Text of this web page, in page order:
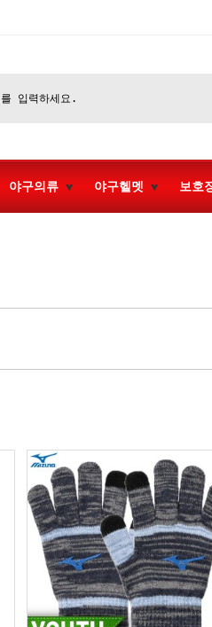
야구의류 야구헬멧 보호